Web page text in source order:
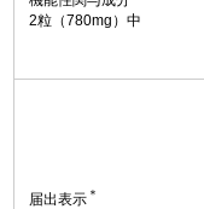
2粒（780mg）中
届出表示 ＊